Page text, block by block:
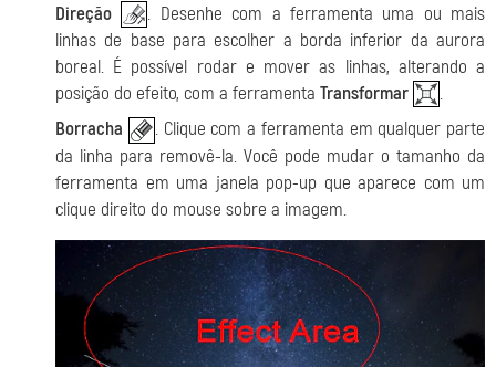
Direção
. Desenhe com a ferramenta uma ou mais
linhas de base para escolher a borda inferior da aurora
boreal. É possível rodar e mover as linhas, alterando a
posição do efeito, com a ferramenta Transformar
.
Borracha
. Clique com a ferramenta em qualquer parte
da linha para removê-la. Você pode mudar o tamanho da
ferramenta em uma janela pop-up que aparece com um
clique direito do mouse sobre a imagem.